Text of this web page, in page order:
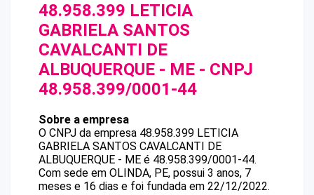
48.958.399 LETICIA
GABRIELA SANTOS
CAVALCANTI DE
ALBUQUERQUE - ME - CNPJ
48.958.399/0001-44
Sobre a empresa
O CNPJ da empresa 48.958.399 LETICIA
GABRIELA SANTOS CAVALCANTI DE
ALBUQUERQUE - ME é 48.958.399/0001-44.
Com sede em OLINDA, PE, possui 3 anos, 7
meses e 16 dias e foi fundada em 22/12/2022.